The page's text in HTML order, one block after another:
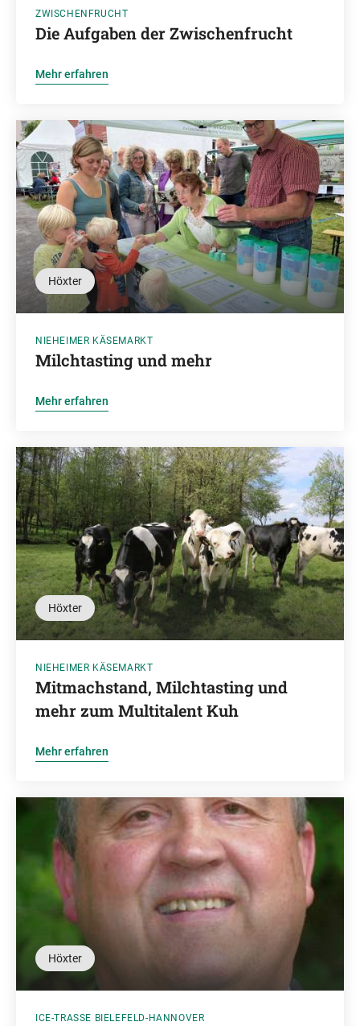
ZWISCHENFRUCHT
Die Aufgaben der Zwischenfrucht
Mehr erfahren
Höxter
NIEHEIMER KÄSEMARKT
Milchtasting und mehr
Mehr erfahren
Höxter
NIEHEIMER KÄSEMARKT
Mitmachstand, Milchtasting und
mehr zum Multitalent Kuh
Mehr erfahren
Höxter
ICE-TRASSE BIELEFELD-HANNOVER